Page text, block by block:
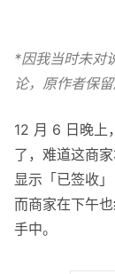
*因我当时未对
论，原作者保留
12 月 6 日晚上
了，难道这商
显示「已签收
而商家在下午
手中。